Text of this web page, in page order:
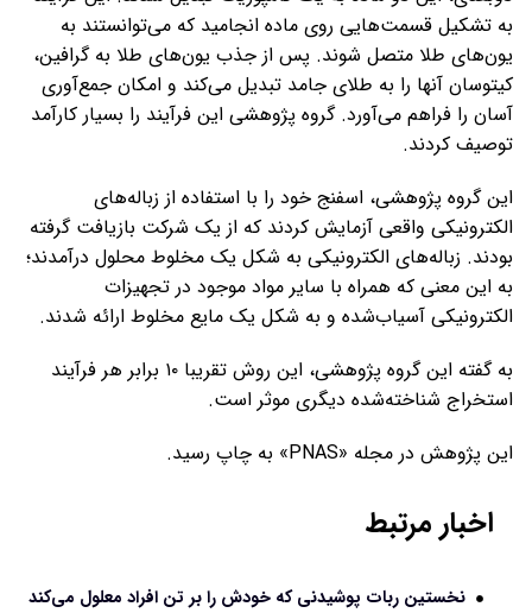
به تشکیل قسمت‌هایی روی ماده انجامید که می‌توانستند به
یون‌های طلا متصل شوند. پس از جذب یون‌های طلا به گرافین،
کیتوسان آنها را به طلای جامد تبدیل می‌کند و امکان جمع‌آوری
آسان را فراهم می‌آورد. گروه پژوهشی این فرآیند را بسیار کارآمد
توصیف کردند.
این گروه پژوهشی، اسفنج خود را با استفاده از زباله‌های
الکترونیکی واقعی آزمایش کردند که از یک شرکت بازیافت گرفته
بودند. زباله‌های الکترونیکی به شکل یک مخلوط محلول درآمدند؛
به این معنی که همراه با سایر مواد موجود در تجهیزات
الکترونیکی آسیاب‌شده و به شکل یک مایع مخلوط ارائه شدند.
به گفته این گروه پژوهشی، این روش تقریبا ۱۰ برابر هر فرآیند
استخراج شناخته‌شده دیگری موثر است.
این پژوهش در مجله «PNAS» به چاپ رسید.
اخبار مرتبط
نخستین ربات پوشیدنی که خودش را بر تن افراد معلول می‌کند